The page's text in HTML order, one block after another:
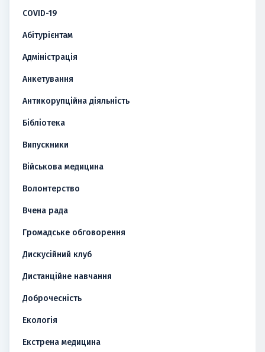
COVID-19
Абітурієнтам
Адміністрація
Анкетування
Антикорупційна діяльність
Бібліотека
Випускники
Військова медицина
Волонтерство
Вчена рада
Громадське обговорення
Дискусійний клуб
Дистанційне навчання
Доброчесність
Екологія
Екстрена медицина